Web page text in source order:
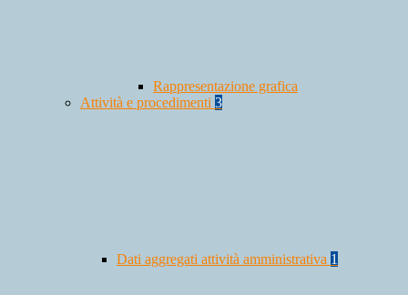
Rappresentazione grafica
Attività e procedimenti 3
Dati aggregati attività amministrativa 1